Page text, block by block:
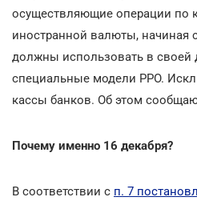
осуществляющие операции по
иностранной валюты, начиная
должны использовать в своей
специальные модели РРО.
кассы банков. Об этом
Почему именно 16 декабря?
В соответствии с п. 7